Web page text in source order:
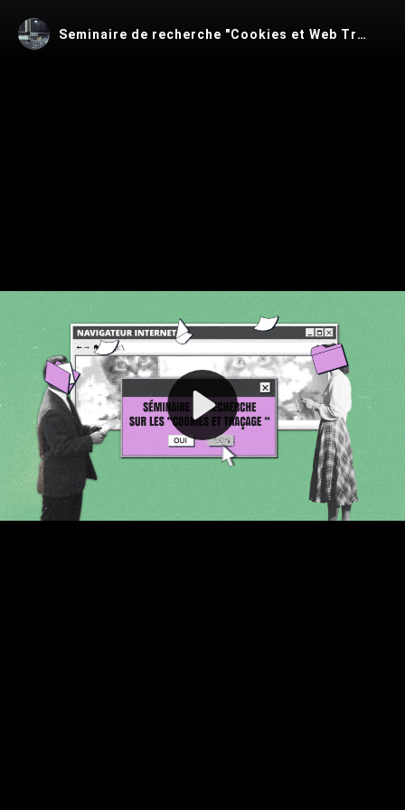
Play
Video
Seminaire de recherche "Cookies et Web Tracking"